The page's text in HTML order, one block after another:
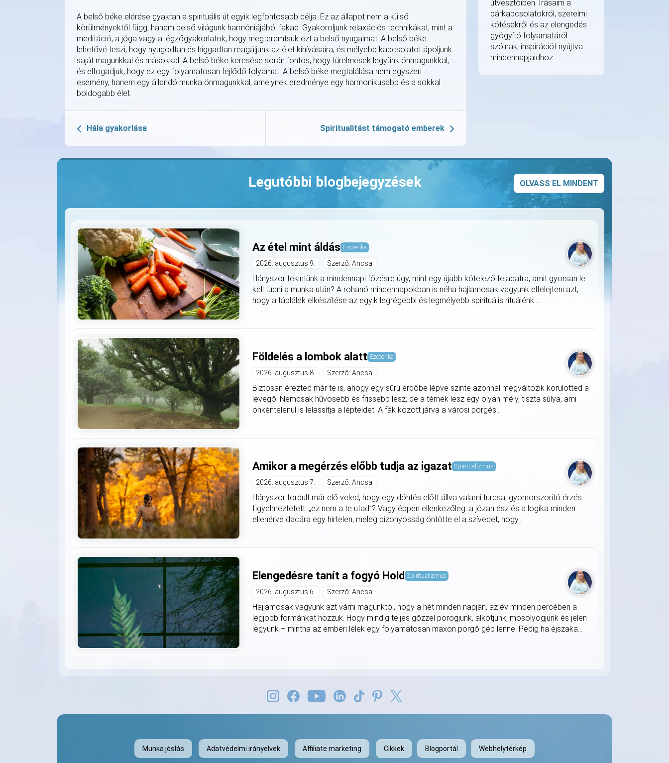
A belső béke elérése gyakran a spirituális út egyik legfontosabb célja. Ez az állapot nem a külső
körülményektől függ, hanem belső világunk harmóniájából fakad. Gyakoroljunk relaxációs technikákat, mint a
meditáció, a jóga vagy a légzőgyakorlatok, hogy megteremtsük ezt a belső nyugalmat. A belső béke
lehetővé teszi, hogy nyugodtan és higgadtan reagáljunk az élet kihívásaira, és mélyebb kapcsolatot ápoljunk
saját magunkkal és másokkal. A belső béke keresése során fontos, hogy türelmesek legyünk önmagunkkal,
és elfogadjuk, hogy ez egy folyamatosan fejlődő folyamat. A belső béke megtalálása nem egyszeri
esemény, hanem egy állandó munka önmagunkkal, amelynek eredménye egy harmonikusabb és a sokkal
boldogabb élet.
Hála gyakorlása Spiritualitást támogató emberek
útvesztőiben. Írásaim a
párkapcsolatokról, szerelmi
kötésekről és az elengedés
gyógyító folyamatáról
szólnak, inspirációt nyújtva
mindennapjaidhoz.
Legutóbbi blogbejegyzések OLVASS EL MINDENT
Az étel mint áldás Ezoterika
2026. augusztus 9. Szerző: Ancsa
Hányszor tekintünk a mindennapi főzésre úgy, mint egy újabb kötelező feladatra, amit gyorsan le
kell tudni a munka után? A rohanó mindennapokban is néha hajlamosak vagyunk elfelejteni azt,
hogy a táplálék elkészítése az egyik legrégebbi és legmélyebb spirituális rituálénk....
Földelés a lombok alatt Ezoterika
2026. augusztus 8. Szerző: Ancsa
Biztosan érezted már te is, ahogy egy sűrű erdőbe lépve szinte azonnal megváltozik körülötted a
levegő. Nemcsak hűvösebb és frissebb lesz, de a térnek lesz egy olyan mély, tiszta súlya, ami
önkéntelenül is lelassítja a lépteidet. A fák között járva a városi pörgés...
Amikor a megérzés előbb tudja az igazat Spiritualizmus
2026. augusztus 7. Szerző: Ancsa
Hányszor fordult már elő veled, hogy egy döntés előtt állva valami furcsa, gyomorszorító érzés
figyelmeztetett: „ez nem a te utad”? Vagy éppen ellenkezőleg: a józan ész és a logika minden
ellenérve dacára egy hirtelen, meleg bizonyosság öntötte el a szívedet, hogy...
Elengedésre tanít a fogyó Hold Spiritualizmus
2026. augusztus 6. Szerző: Ancsa
Hajlamosak vagyunk azt várni magunktól, hogy a hét minden napján, az év minden percében a
legjobb formánkat hozzuk. Hogy mindig teljes gőzzel pörögjünk, alkotjunk, mosolyogjunk és jelen
legyünk – mintha az emberi lélek egy folyamatosan maxon pörgő gép lenne. Pedig ha éjszaka...
Munka jóslás Adatvédelmi irányelvek Affiliate marketing Cikkek Blogportál Webhelytérkép